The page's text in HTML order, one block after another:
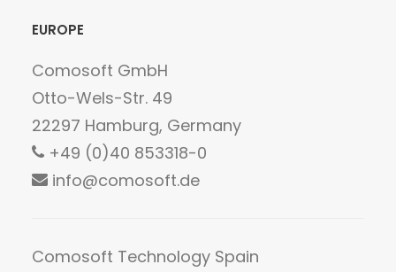
EUROPE
Comosoft GmbH
Otto-Wels-Str. 49
22297 Hamburg, Germany
+49 (0)40 853318-0
info@comosoft.de
Comosoft Technology Spain